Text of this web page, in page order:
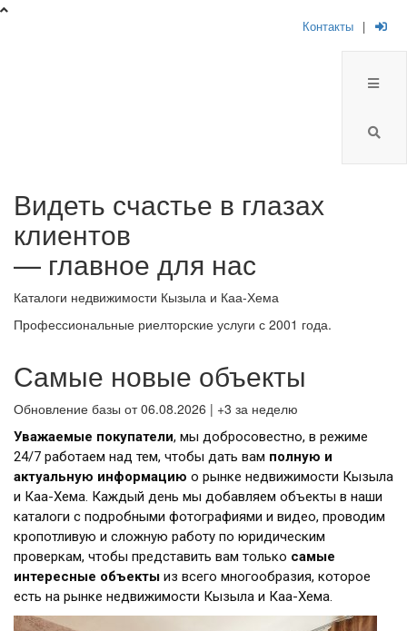
Контакты |
Брокер
Плюс
риелторская
компания
Видеть счастье в глазах
клиентов
— главное для нас
Каталоги недвижимости Кызыла и Каа-Хема
Профессиональные риелторские услуги с 2001 года.
Самые новые объекты
Обновление базы от 06.08.2026 | +3 за неделю
Уважаемые покупатели, мы добросовестно, в режиме
24/7 работаем над тем, чтобы дать вам полную и
актуальную информацию о рынке недвижимости Кызыла
и Каа-Хема. Каждый день мы добавляем объекты в наши
каталоги с подробными фотографиями и видео, проводим
кропотливую и сложную работу по юридическим
проверкам, чтобы представить вам только самые
интересные объекты из всего многообразия, которое
есть на рынке недвижимости Кызыла и Каа-Хема.